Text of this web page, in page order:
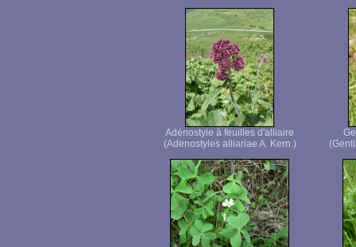
Adénostyle à feuilles d'alliaire
(Adenostyles alliariae A. Kern.)